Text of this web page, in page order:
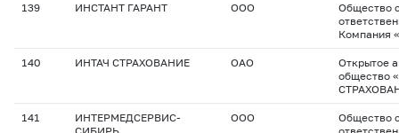
139 ИНСТАНТ ГАРАНТ ООО
Общество
Компания
140 ИНТАЧ СТРАХОВАНИЕ ОАО
Открытое
общество
141
ИНТЕРМЕДСЕРВИС-
ООО
Общество